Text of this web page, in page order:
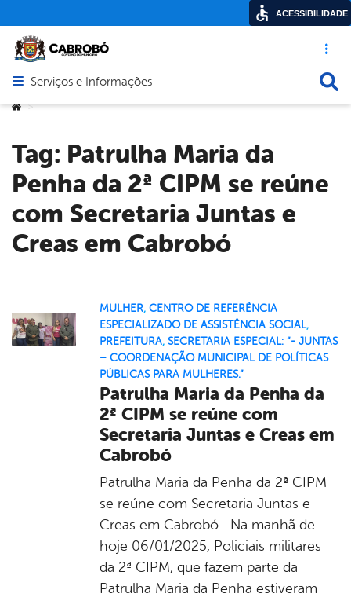
Acesso
Abrir menu principal de navegação
Serviços e Informações
Você está aqui:
>
Tag: Patrulha Maria da
Penha da 2ª CIPM se reúne
com Secretaria Juntas e
Creas em Cabrobó
MULHER, CENTRO DE REFERÊNCIA
ESPECIALIZADO DE ASSISTÊNCIA SOCIAL,
PREFEITURA, SECRETARIA ESPECIAL: “- JUNTAS
– COORDENAÇÃO MUNICIPAL DE POLÍTICAS
PÚBLICAS PARA MULHERES.”
Patrulha Maria da Penha da
2ª CIPM se reúne com
Secretaria Juntas e Creas em
Cabrobó
Patrulha Maria da Penha da 2ª CIPM
se reúne com Secretaria Juntas e
Creas em Cabrobó Na manhã de
hoje 06/01/2025, Policiais militares
da 2ª CIPM, que fazem parte da
Patrulha Maria da Penha estiveram
ACESSIBILIDADE